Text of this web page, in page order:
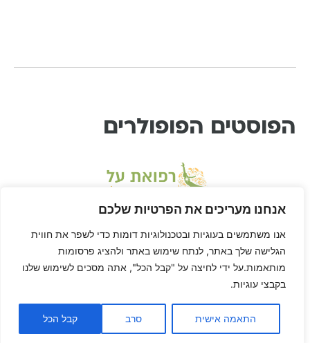
אנחנו מעריכים את הפרטיות שלכם
אנו משתמשים בעוגיות ובטכנולוגיות דומות כדי לשפר את חווית
הגלישה שלך באתר, לנתח שימוש באתר ולהציג פרסומות
מותאמות.על ידי לחיצה על "קבל הכל", אתה מסכים לשימוש שלנו
בקבצי עוגיות.
התאמה אישית סרב קבל הכל
הפוסטים הפופולרים
* דיסקליימר: דן הוא לא רופא ורפואת-על היא שיטה בתחום הרפואה המשלימה, ולא
באמצעות רפואת על: איך לרפא את עצמך.